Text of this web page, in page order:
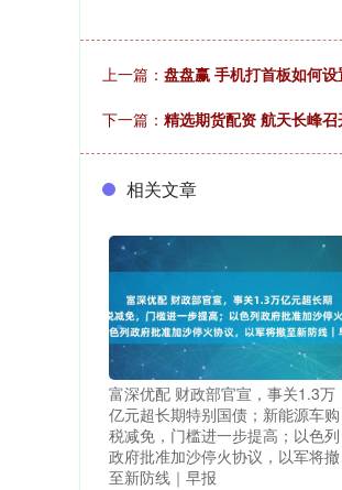
上一篇： 盘盘赢 手机打首板如何设
下一篇： 精选期货配资 航天长峰
相关文章
富深优配 财政部官宣，事关1.3万
亿元超长期特别国债；新能源车购
税减免，门槛进一步提高；以色列
政府批准加沙停火协议，以军将撤
至新防线｜早报